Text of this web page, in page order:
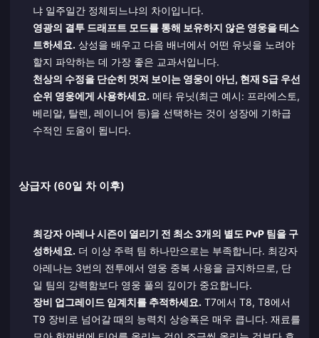
냐 일주일간 정체되느냐의 차이입니다.
영광의 결투 드래프트 모드를 통해 보유하지 않은 영웅을 테스
트하세요. 상성을 배우고 다음 배너에서 어떤 유닛을 노려야
할지 파악하는 데 가장 좋은 교과서입니다.
천상의 수정을 단순히 멋져 보이는 영웅이 아닌, 현재 S급 우선
순위 영웅에게 사용하세요. 메타 유닛(최근 예시: 프라에스토,
베리알, 탈렌, 레이니어 등)을 선택하는 것이 성장에 기하급
수적인 도움이 됩니다.
상급자 (60일 차 이후)
최강자 아레나 시즌이 열리기 전 최소 3개의 별도 PvP 팀을 구
성하세요. 더 이상 주력 팀 하나만으로는 부족합니다. 최강자
아레나는 3번의 전투에서 영웅 중복 사용을 금지하므로, 단
일 팀의 강력함보다 영웅 풀의 깊이가 중요합니다.
장비 업그레이드 임계치를 추적하세요. T7에서 T8, T8에서
T9 장비로 넘어갈 때의 능력치 상승폭은 매우 큽니다. 재료를